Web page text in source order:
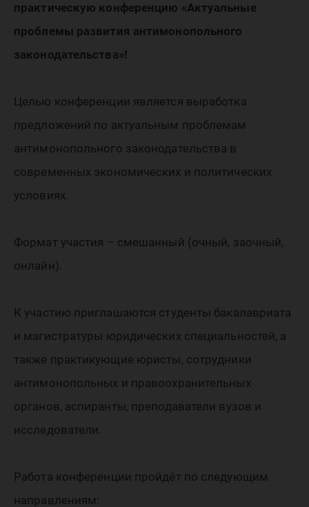
практическую конференцию «Актуальные
проблемы развития антимонопольного
законодательства»!
Целью конференции является выработка
предложений по актуальным проблемам
антимонопольного законодательства в
современных экономических и политических
условиях.
Формат участия – смешанный (очный, заочный,
онлайн).
К участию приглашаются студенты бакалавриата
и магистратуры юридических специальностей, а
также практикующие юристы, сотрудники
антимонопольных и правоохранительных
органов, аспиранты, преподаватели вузов и
исследователи.
Работа конференции пройдёт по следующим
направлениям: